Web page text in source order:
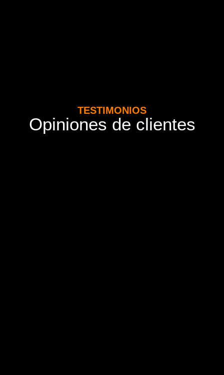
TESTIMONIOS
Opiniones de clientes